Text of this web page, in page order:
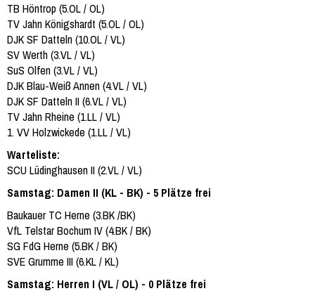
TB Höntrop (5.OL / OL)
TV Jahn Königshardt (5.OL / OL)
DJK SF Datteln (10.OL / VL)
SV Werth (3.VL / VL)
SuS Olfen (3.VL / VL)
DJK Blau-Weiß Annen (4.VL / VL)
DJK SF Datteln II (6.VL / VL)
TV Jahn Rheine (1.LL / VL)
1. VV Holzwickede (1.LL / VL)
Warteliste:
SCU Lüdinghausen II (2.VL / VL)
Samstag: Damen II (KL - BK) - 5 Plätze frei
Baukauer TC Herne (3.BK /BK)
VfL Telstar Bochum IV (4.BK / BK)
SG FdG Herne (5.BK / BK)
SVE Grumme III (6.KL / KL)
Samstag: Herren I (VL / OL) - 0 Plätze frei